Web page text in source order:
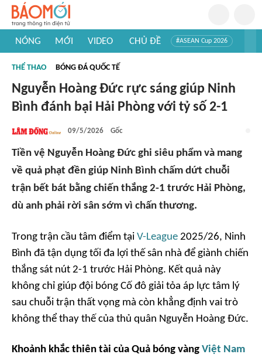
NÓNG MỚI VIDEO CHỦ ĐỀ #ASEAN Cup 2026
#Khám phá thế giới
THỂ THAO BÓNG ĐÁ QUỐC TẾ
Nguyễn Hoàng Đức rực sáng giúp Ninh
Bình đánh bại Hải Phòng với tỷ số 2-1
09/5/2026 Gốc
Tiền vệ Nguyễn Hoàng Đức ghi siêu phẩm và mang
về quả phạt đền giúp Ninh Bình chấm dứt chuỗi
trận bết bát bằng chiến thắng 2-1 trước Hải Phòng,
dù anh phải rời sân sớm vì chấn thương.
Trong trận cầu tâm điểm tại V-League 2025/26, Ninh
Bình đã tận dụng tối đa lợi thế sân nhà để giành chiến
thắng sát nút 2-1 trước Hải Phòng. Kết quả này
không chỉ giúp đội bóng Cố đô giải tỏa áp lực tâm lý
sau chuỗi trận thất vọng mà còn khẳng định vai trò
không thể thay thế của thủ quân Nguyễn Hoàng Đức.
Khoảnh khắc thiên tài của Quả bóng vàng Việt Nam